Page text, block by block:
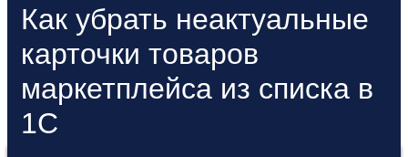
Как убрать неактуальные
карточки товаров
маркетплейса из списка в
1С